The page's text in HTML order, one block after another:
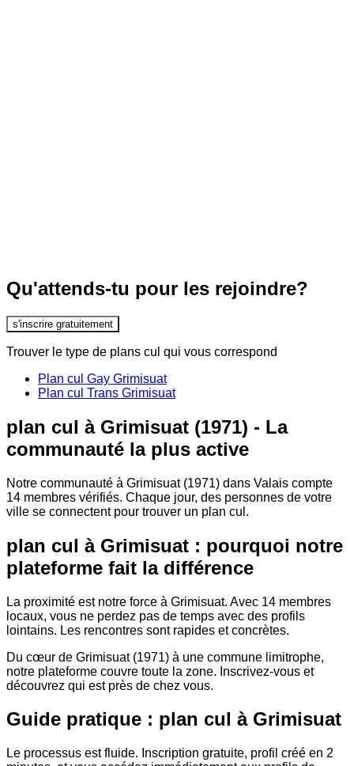
Qu'attends-tu pour les rejoindre?
s'inscrire gratuitement
Trouver le type de plans cul qui vous correspond
Plan cul Gay Grimisuat
Plan cul Trans Grimisuat
plan cul à Grimisuat (1971) - La
communauté la plus active
Notre communauté à Grimisuat (1971) dans Valais compte
14 membres vérifiés. Chaque jour, des personnes de votre
ville se connectent pour trouver un plan cul.
plan cul à Grimisuat : pourquoi notre
plateforme fait la différence
La proximité est notre force à Grimisuat. Avec 14 membres
locaux, vous ne perdez pas de temps avec des profils
lointains. Les rencontres sont rapides et concrètes.
Du cœur de Grimisuat (1971) à une commune limitrophe,
notre plateforme couvre toute la zone. Inscrivez-vous et
découvrez qui est près de chez vous.
Guide pratique : plan cul à Grimisuat
Le processus est fluide. Inscription gratuite, profil créé en 2